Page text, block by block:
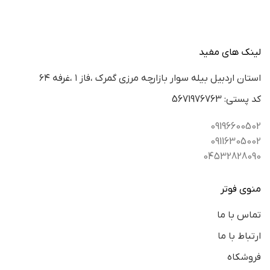
لینک های مفید
استان اردبيل بيله سوار بازارچه مرزي گمرك ،فاز ١ ،غرفه ٦٤
كد پستي: 5671976763
09196600502
09116305002
04532828090
منوی فوتر
تماس با ما
ارتباط با ما
فروشکاه